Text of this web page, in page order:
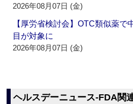
2026年08月07日 (金)
【厚労省検討会】OTC類似薬で
目が対象に
2026年08月07日 (金)
ヘルスデーニュース‐FDA関